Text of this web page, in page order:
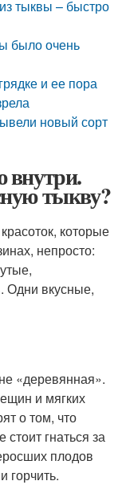
тыквы – быстро
было очень
и ее пора
новый сорт
внутри.
тыкву?
которые
непросто:
Одни вкусные,
«деревянная».
и мягких
о том, что
гнаться за
плодов
горчить.